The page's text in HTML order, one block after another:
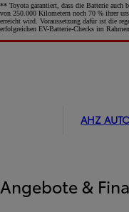
** Toyota garantiert, dass die Batterie auch
von 250.000 Kilometern noch 70 % ihrer
erreicht wird. Voraussetzung dafür ist die
erfolgreichen EV-Batterie-Checks im
AHZ
Angebote &